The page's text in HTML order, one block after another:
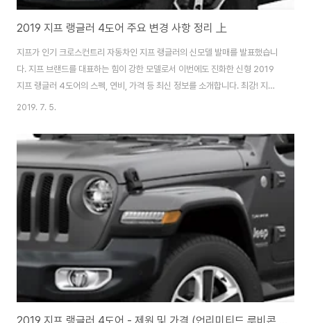
2019 지프 랭글러 4도어 주요 변경 사항 정리 上
지프가 인기 크로스컨트리 자동차인 지프 랭글러의 신모델 발매를 발표했습니
다. 지프 브랜드를 대표하는 힘이 강한 모델로서 이번에도 진화한 신형 2019
지프 랭글러 4도어의 스펙, 연비, 가격 등 최신 정보를 소개합니다. 최강! 지프
신형 랭글러 언리미티드 루비콘 발매!▼ 지프 신형 랭글러 언리미티드 루비콘
비콘" 발매를 발표했습니다. 지프 랭글러는 험로 주파 성능이 세일즈 포인트입
니다. 지프 차량 중에서도 특히 주행 성능을 중시한 모델로 알려져, 억센 스타일
과 높은 내구성에 팬이 많은 모델입니다. 새로운 세대의 랭글러는 2018년 11
월 풀 모델 체인지가 진화한 파워 트레인(전동기구)을 포함하여 큰 인기를 끌었
습니다. 신형 랭글러..
2019. 7. 5.